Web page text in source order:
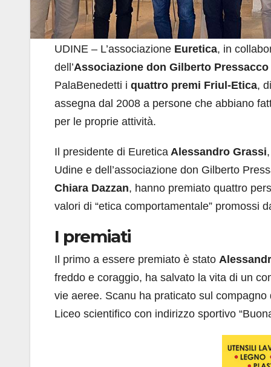
UDINE – L’associazione Euretica, in
dell’Associazione don Gilberto Pressacco
PalaBenedetti i quattro premi Friul-Etica,
assegna dal 2008 a persone che abbiano
per le proprie attività.
Il presidente di Euretica Alessandro Grassi
Udine e dell’associazione don Gilberto
Chiara Dazzan, hanno premiato quattro
valori di “etica comportamentale” promossi
I premiati
Il primo a essere premiato è stato
freddo e coraggio, ha salvato la vita di un
vie aeree. Scanu ha praticato sul
Liceo scientifico con indirizzo sportivo